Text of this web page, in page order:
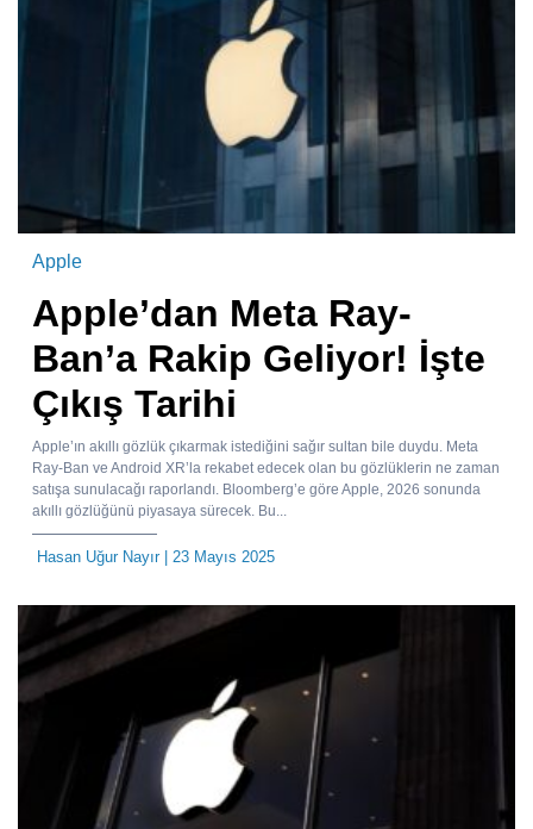
Apple
Apple’dan Meta Ray-
Ban’a Rakip Geliyor! İşte
Çıkış Tarihi
Apple’ın akıllı gözlük çıkarmak istediğini sağır sultan bile duydu. Meta
Ray-Ban ve Android XR’la rekabet edecek olan bu gözlüklerin ne zaman
satışa sunulacağı raporlandı. Bloomberg’e göre Apple, 2026 sonunda
akıllı gözlüğünü piyasaya sürecek. Bu...
Hasan Uğur Nayır| 23 Mayıs 2025